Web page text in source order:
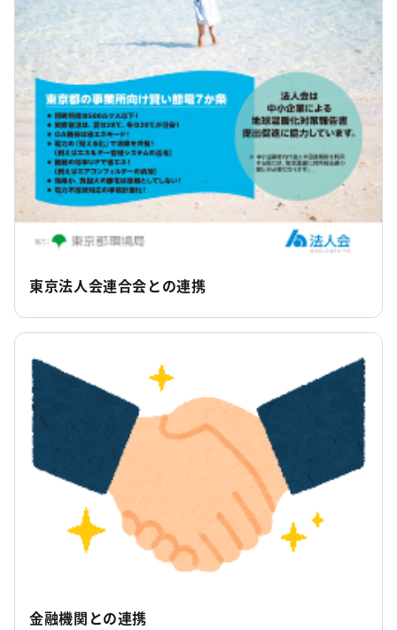
東京法人会連合会との連携
金融機関との連携